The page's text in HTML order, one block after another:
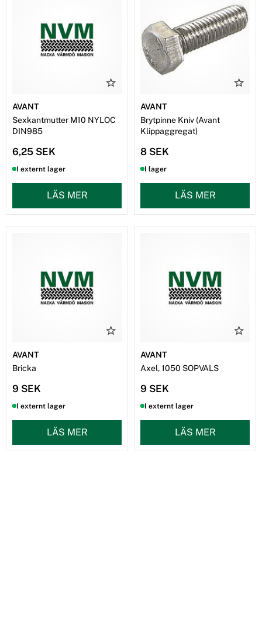
AVANT
Sexkantmutter M10 NYLOC
DIN985
6,25 SEK
I externt lager
LÄS MER
AVANT
Brytpinne Kniv (Avant
Klippaggregat)
8 SEK
I lager
LÄS MER
AVANT
Bricka
9 SEK
I externt lager
LÄS MER
AVANT
Axel, 1050 SOPVALS
9 SEK
I externt lager
LÄS MER